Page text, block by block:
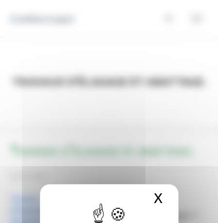
X
Travaux d’élagage et abattage.
Travaux d’élagage et abattage.